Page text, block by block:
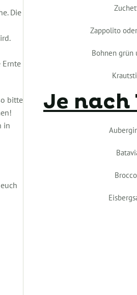
Die
Ernte
bitte
in
Zappolito
Bohnen grün
Je nach